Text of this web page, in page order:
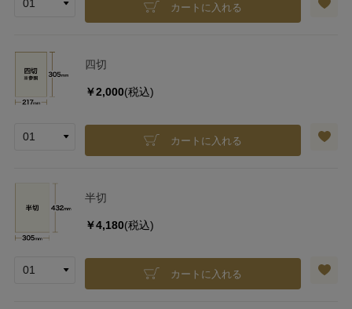
カートに入れる
四切
￥2,000(税込)
カートに入れる
半切
￥4,180(税込)
カートに入れる